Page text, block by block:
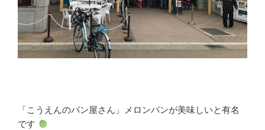
「こうえんのパン屋さん」メロンパンが美味しいと有名
です